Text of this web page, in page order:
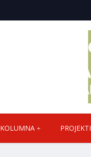
KOLUMNA PROJEKTI